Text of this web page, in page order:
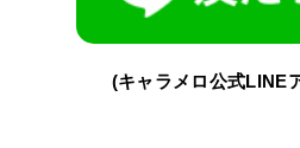
(キャラメロ公式LINE